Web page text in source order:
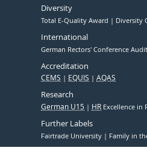
Diversity
Total E-Quality Award Diversity
International
German Rectors' Conference Audit
Accreditation
CEMS EQUIS AQAS
Research
German U15 HR Excellence in
Further Labels
Fairtrade University Family in